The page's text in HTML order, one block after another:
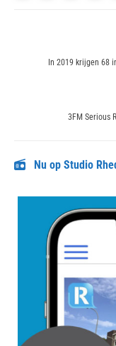
navigatie
Previous
In 2019 krijgen 68
Next
3FM Serious
Nu op Studio